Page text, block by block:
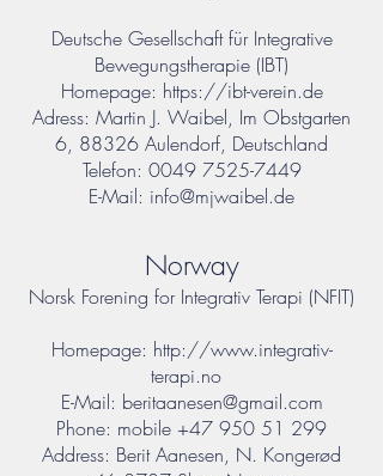
Deutsche Gesellschaft für Integrative
Bewegungstherapie (IBT)
Homepage: https://ibt-verein.de
Adress: Martin J. Waibel, Im Obstgarten
6, 88326 Aulendorf, Deutschland
Telefon: 0049 7525-7449
E-Mail: info@mjwaibel.de
Norway
Norsk Forening for Integrativ Terapi (NFIT)
Homepage: http://www.integrativ-
terapi.no
E-Mail: beritaanesen@gmail.com
Phone: mobile +47 950 51 299
Address: Berit Aanesen, N. Kongerød